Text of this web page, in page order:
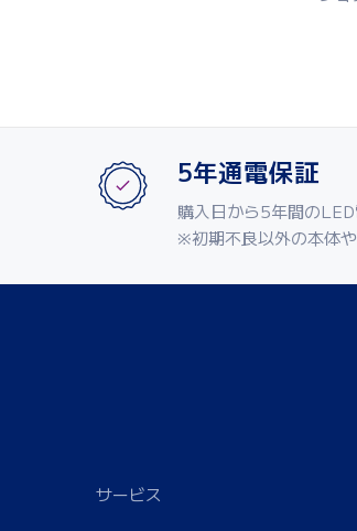
5年通電保証
購入日から5年間の
※初期不良以外の本体
サービス